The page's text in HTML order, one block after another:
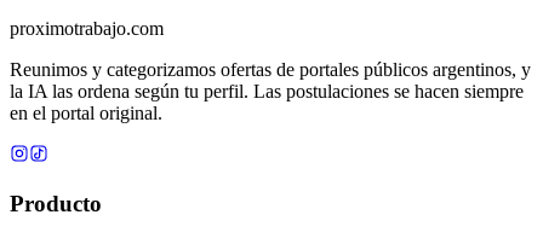
proximotrabajo.com
Reunimos y categorizamos ofertas de portales públicos argentinos, y
la IA las ordena según tu perfil. Las postulaciones se hacen siempre
en el portal original.
Producto